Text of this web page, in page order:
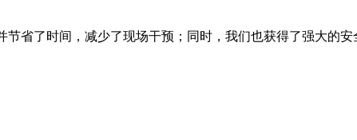
省了时间，减少了现场干预；同时，我们也获得了强大的